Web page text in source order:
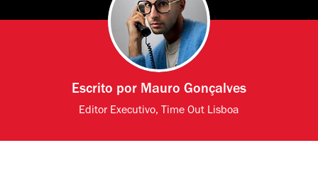
Escrito por Mauro Gonçalves
Editor Executivo, Time Out Lisboa